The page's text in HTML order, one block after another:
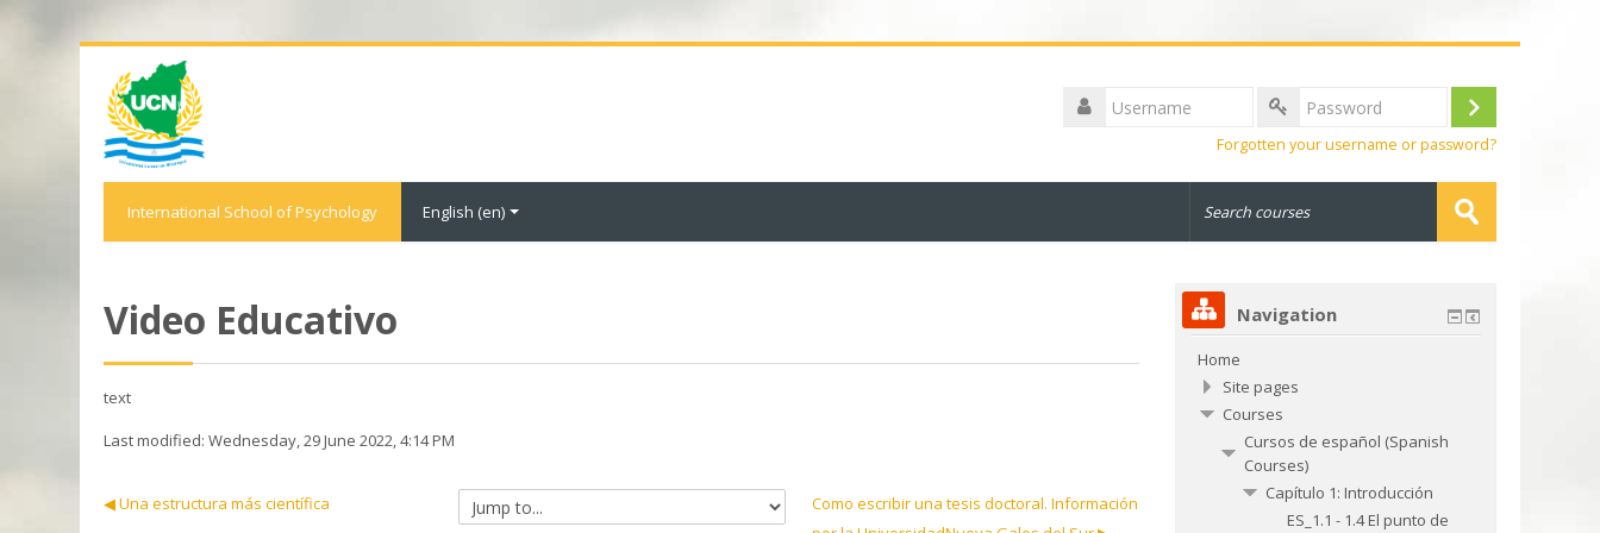
Username
Log
Forgotten your username or password?
International School of Psychology English ‎(en)‎
courses
Submit
Video Educativo
text
Last modified: Wednesday, 29 June 2022, 4:14 PM
◀︎ Una estructura más científica
Jump
to...
Como escribir una tesis doctoral. Información
Navigation
Home
Site pages
Courses
Cursos de español (Spanish
Courses)
Capítulo 1: Introducción
ES_1.1 - 1.4 El punto de